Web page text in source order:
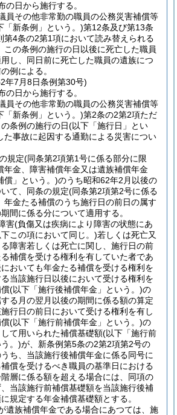
の日から施行する。
員その他非常勤の職員の公務災害補償等
「新条例」という。)第12条及び第13条
第4条の2第1項において読み替えられる
この条例の施行の日以後に死亡した職員
し、同日前に死亡した職員の遺族につ
例による。
年7月8日条例第30号)
の日から施行する。
員その他非常勤の職員の公務災害補償等
「新条例」という。)第2条の2第2項ただ
条例の施行の日(以下「施行日」とい
た事故に起因する通勤による災害につい
規定(同条第2項第1号に係る部分に限
年金、障害補償年金又は遺族補償年金
償」という。)のうち昭和62年2月以後の
て、同条の規定(同条第2項第2号に係る
年金たる補償のうち施行日の前日の属す
間に係る分について適用する。
害(負傷又は疾病により障害の状態にあ
この項において同じ。)若しくは死亡又
障害若しくは死亡に関し、施行日の前
補償を受ける権利を有していた者であ
おいても年金たる補償を受ける権利を
当該施行日以後において受ける権利を
(以下「施行後補償年金」という。)の
る月の翌月以後の期間に係る額の算定
行日の前日において受ける権利を有し
(以下「施行前補償年金」という。)の
て用いられた補償基礎額(以下「施行前
。)が、新条例第5条の2第2項第2号の
ち、当該施行後補償年金に係る同号に
償を受けるべき職員の基準日における
層に係る額を超える場合には、同項の
当該施行前補償基礎額を当該施行後補
規定する年金補償基礎額とする。
遺族補償年金である場合にあつては、施